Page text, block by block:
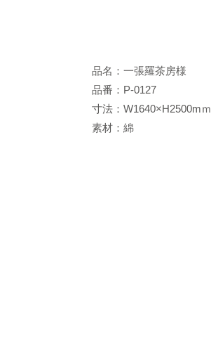
品名：一張羅茶房様
品番：P-0127
寸法：W1640×H2500mｍ
素材：綿